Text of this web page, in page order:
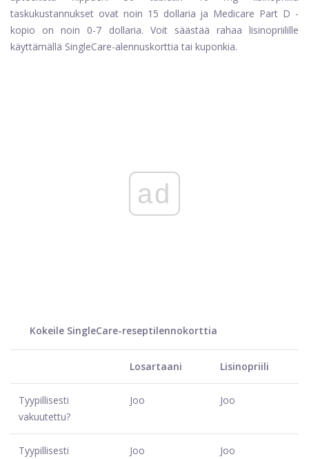
taskukustannukset ovat noin 15 dollaria ja Medicare Part D -
kopio on noin 0-7 dollaria. Voit säästää rahaa lisinopriilille
käyttämällä SingleCare-alennuskorttia tai kuponkia.
ad
Kokeile SingleCare-reseptilennokorttia
Losartaani Lisinopriili
Tyypillisesti
vakuutettu?
Joo Joo
Tyypillisesti
Joo Joo